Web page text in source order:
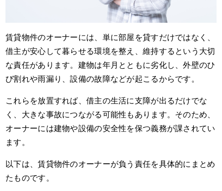
賃貸物件のオーナーには、単に部屋を貸すだけではなく、
借主が安心して暮らせる環境を整え、維持するという大切
な責任があります。建物は年月とともに劣化し、外壁のひ
び割れや雨漏り、設備の故障などが起こるからです。
これらを放置すれば、借主の生活に支障が出るだけでな
く、大きな事故につながる可能性もあります。そのため、
オーナーには建物や設備の安全性を保つ義務が課されてい
ます。
以下は、賃貸物件のオーナーが負う責任を具体的にまとめ
たものです。